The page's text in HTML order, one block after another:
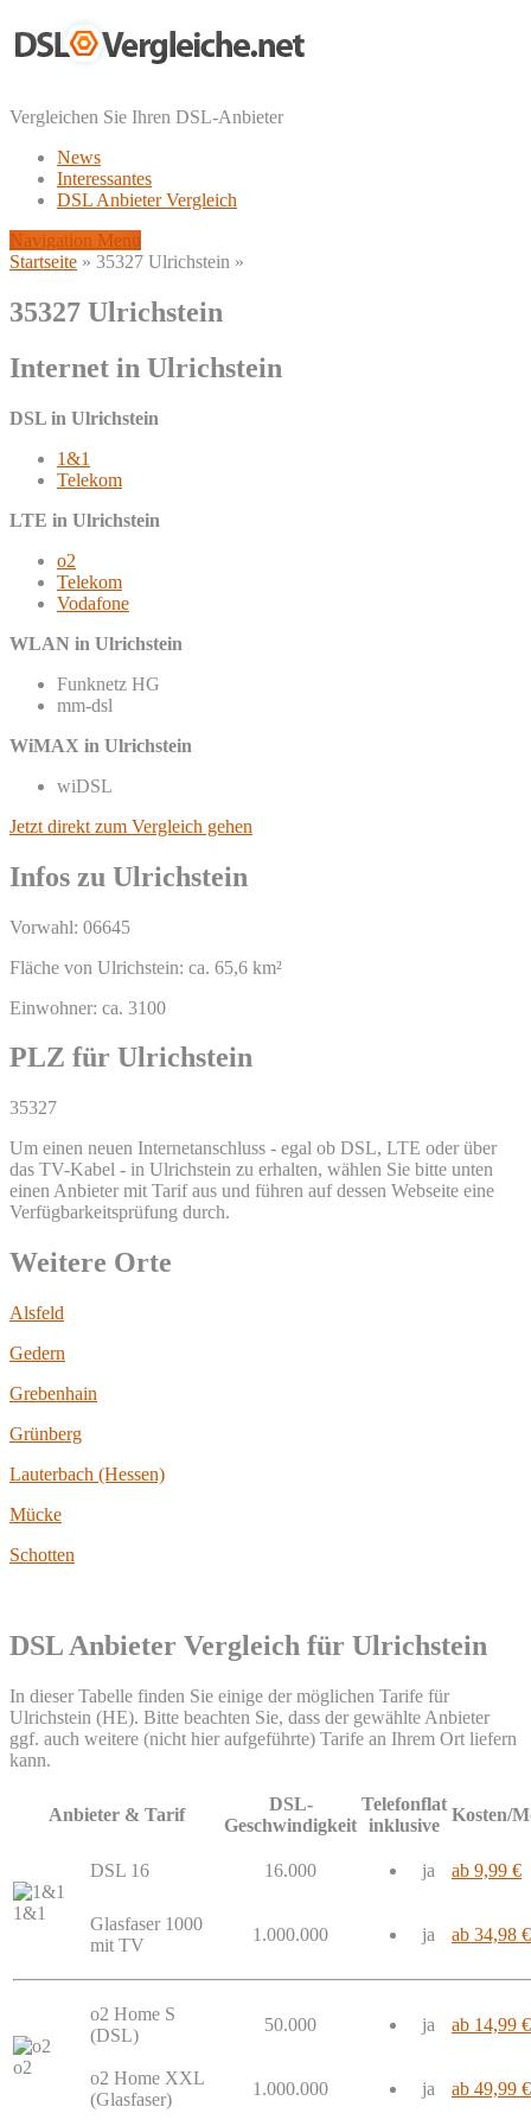
Vergleichen Sie Ihren DSL-Anbieter
News
Interessantes
DSL Anbieter Vergleich
Navigation Menu
Startseite » 35327 Ulrichstein »
35327 Ulrichstein
Internet in Ulrichstein
DSL in Ulrichstein
1&1
Telekom
LTE in Ulrichstein
o2
Telekom
Vodafone
WLAN in Ulrichstein
Funknetz HG
mm-dsl
WiMAX in Ulrichstein
wiDSL
Jetzt direkt zum Vergleich gehen
Infos zu Ulrichstein
Vorwahl: 06645
Fläche von Ulrichstein: ca. 65,6 km²
Einwohner: ca. 3100
PLZ für Ulrichstein
35327
Um einen neuen Internetanschluss - egal ob DSL, LTE oder über
das TV-Kabel - in Ulrichstein zu erhalten, wählen Sie bitte unten
einen Anbieter mit Tarif aus und führen auf dessen Webseite eine
Verfügbarkeitsprüfung durch.
Weitere Orte
Alsfeld
Gedern
Grebenhain
Grünberg
Lauterbach (Hessen)
Mücke
Schotten
DSL Anbieter Vergleich für Ulrichstein
In dieser Tabelle finden Sie einige der möglichen Tarife für
Ulrichstein (HE). Bitte beachten Sie, dass der gewählte Anbieter
ggf. auch weitere (nicht hier aufgeführte) Tarife an Ihrem Ort liefern
kann.
Anbieter & Tarif
DSL-
Geschwindigkeit
Telefonflat
inklusive
Kosten/
1&1
DSL 16 16.000 ja ab 9,99 €
Glasfaser 1000
mit TV
1.000.000 ja ab 34,98 €
o2
o2 Home S
(DSL)
50.000 ja ab 14,99 €
o2 Home XXL
(Glasfaser)
1.000.000 ja ab 49,99 €